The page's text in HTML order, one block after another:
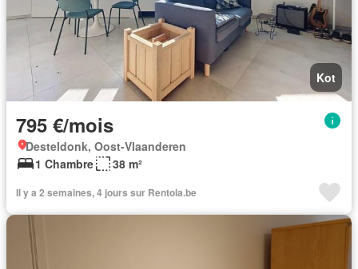
Kot
795 €/mois
Desteldonk, Oost-Vlaanderen
1 Chambre
38 m²
Il y a 2 semaines, 4 jours sur Rentola.be